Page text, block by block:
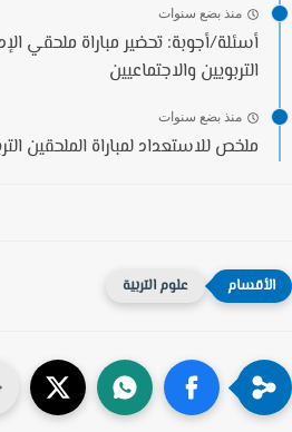
منذ بضع سنوات
أسئلة/أجوبة: تحضير مباراة ملحقي
التربويين والاجتماعيين
منذ بضع سنوات
ملخص للاستعداد لمباراة الملحقين
علوم التربية